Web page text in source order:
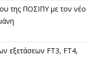
της ΠΟΣΙΠΥ με τον νέο
εξετάσεων FT3, FT4,